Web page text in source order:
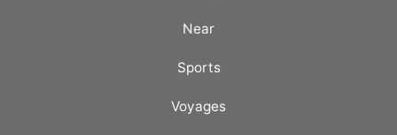
Near
Sports
Voyages